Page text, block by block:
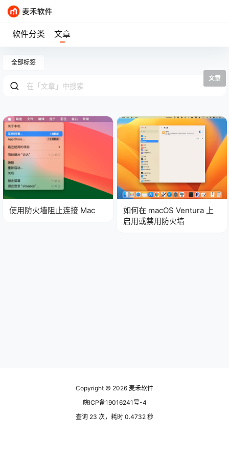
软件分类 文章
全部标签
文章
使用防火墙阻止连接 Mac
如何在 macOS Ventura 上
启用或禁用防火墙
Copyright © 2026 麦禾软件
皖ICP备19016241号-4
查询 23 次，耗时 0.4732 秒